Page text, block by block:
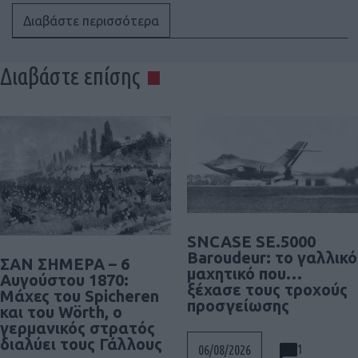
Διαβάστε περισσότερα
Διαβάστε επίσης
ΣΑΝ ΣΗΜΕΡΑ – 6
Αυγούστου 1870:
Μάχες του Spicheren
και του Wörth, ο
γερμανικός στρατός
διαλύει τους Γάλλους
SNCASE SE.5000
Baroudeur: το γαλλικό
μαχητικό που…
ξέχασε τους τροχούς
προσγείωσης
06/08/2026 1